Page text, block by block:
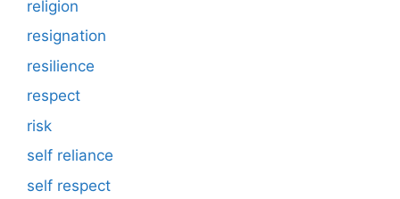
religion
resignation
resilience
respect
risk
self reliance
self respect